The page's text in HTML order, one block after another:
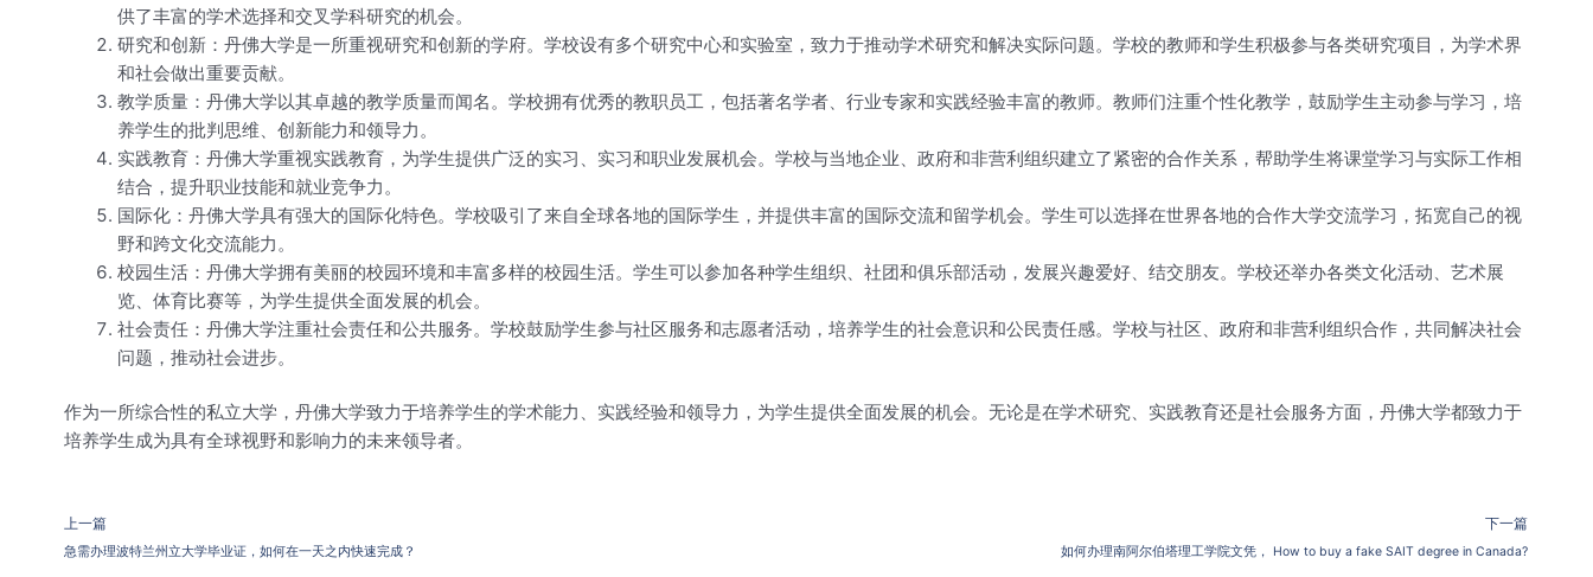
供了丰富的学术选择和交叉学科研究的机会。
研究和创新：丹佛大学是一所重视研究和创新的学府。学校设有多个研究中心和实验室，致力于推动学术研究和解决实际问题。学校的教师和学生积极参与各类研究项目，为学术界
和社会做出重要贡献。
教学质量：丹佛大学以其卓越的教学质量而闻名。学校拥有优秀的教职员工，包括著名学者、行业专家和实践经验丰富的教师。教师们注重个性化教学，鼓励学生主动参与学习，培
养学生的批判思维、创新能力和领导力。
实践教育：丹佛大学重视实践教育，为学生提供广泛的实习、实习和职业发展机会。学校与当地企业、政府和非营利组织建立了紧密的合作关系，帮助学生将课堂学习与实际工作相
结合，提升职业技能和就业竞争力。
国际化：丹佛大学具有强大的国际化特色。学校吸引了来自全球各地的国际学生，并提供丰富的国际交流和留学机会。学生可以选择在世界各地的合作大学交流学习，拓宽自己的视
野和跨文化交流能力。
校园生活：丹佛大学拥有美丽的校园环境和丰富多样的校园生活。学生可以参加各种学生组织、社团和俱乐部活动，发展兴趣爱好、结交朋友。学校还举办各类文化活动、艺术展
览、体育比赛等，为学生提供全面发展的机会。
社会责任：丹佛大学注重社会责任和公共服务。学校鼓励学生参与社区服务和志愿者活动，培养学生的社会意识和公民责任感。学校与社区、政府和非营利组织合作，共同解决社会
问题，推动社会进步。
作为一所综合性的私立大学，丹佛大学致力于培养学生的学术能力、实践经验和领导力，为学生提供全面发展的机会。无论是在学术研究、实践教育还是社会服务方面，丹佛大学都致力于
培养学生成为具有全球视野和影响力的未来领导者。
上一篇
急需办理波特兰州立大学毕业证，如何在一天之内快速完成？
下一篇
如何办理南阿尔伯塔理工学院文凭， How to buy a fake SAIT degree in Canada?